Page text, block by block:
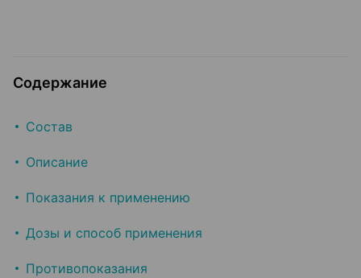
Содержание
Состав
Описание
Показания к применению
Дозы и способ применения
Противопоказания